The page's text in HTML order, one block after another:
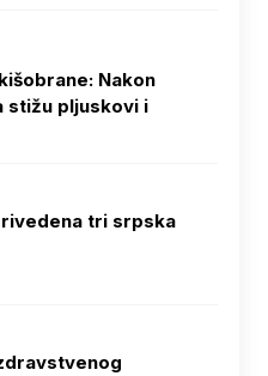
Nakon
stižu pljuskovi i
tri srpska